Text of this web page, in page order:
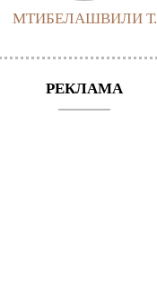
МТИБЕЛАШВИЛИ Т.
РЕКЛАМА